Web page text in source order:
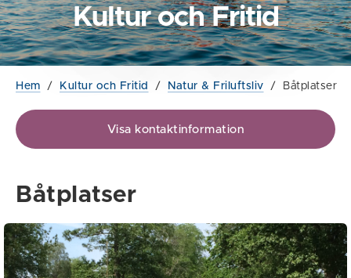
Kultur och Fritid
Hem / Kultur och Fritid / Natur & Friluftsliv / Båtplatser
Visa kontaktinformation
Båtplatser